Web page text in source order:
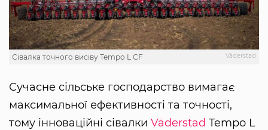
Väderstad
Сівалка точного висіву Tempo L CF
Сучасне сільське господарство вимагає
максимальної ефективності та точності,
тому інноваційні сівалки Väderstad Tempo L